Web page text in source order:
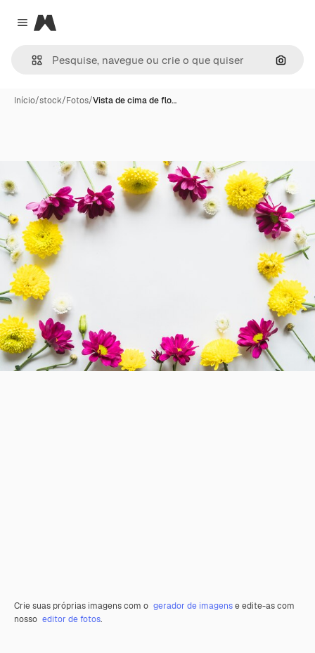
Close menu
Magnific
Início/stock/Fotos/Vista de cima de flo…
Crie suas próprias imagens com o gerador de imagense edite-as com
nosso editor de fotos.